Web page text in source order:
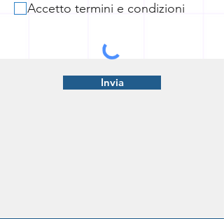
Accetto termini e condizioni
Invia